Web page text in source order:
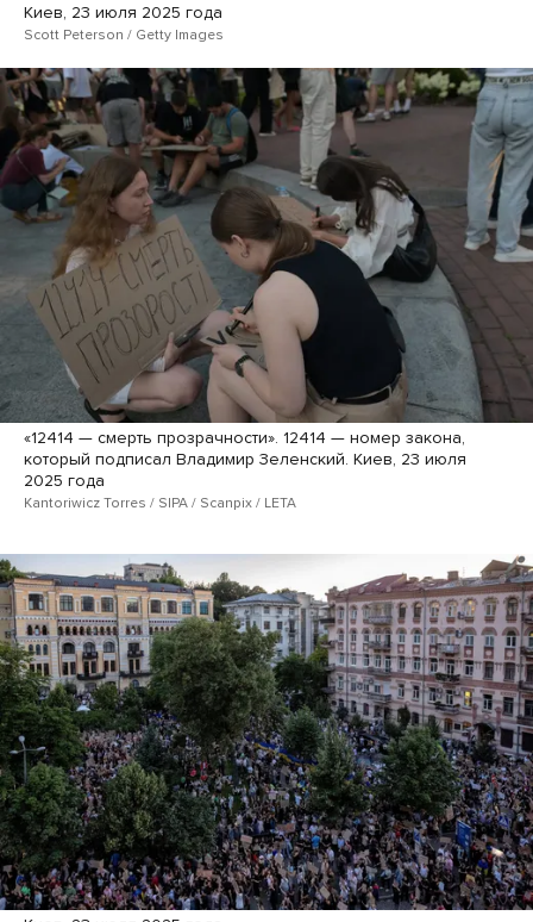
Киев, 23 июля 2025 года
Scott Peterson / Getty Images
«12414 — смерть прозрачности». 12414 — номер закона,
который подписал Владимир Зеленский. Киев, 23 июля
2025 года
Kantoriwicz Torres / SIPA / Scanpix / LETA